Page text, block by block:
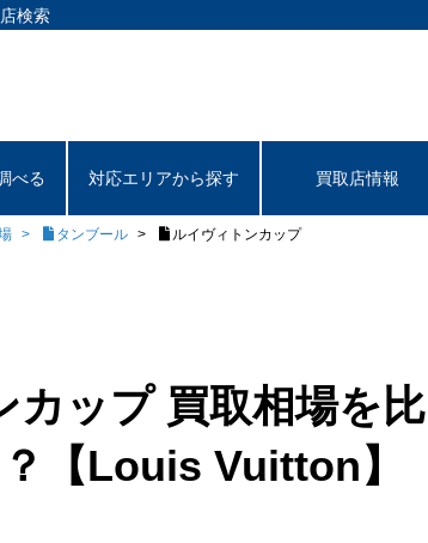
検索
べる 対応エリアから探す 買取店情報
タンブール ルイヴィトンカップ
カップ 買取相場を比
【Louis Vuitton】